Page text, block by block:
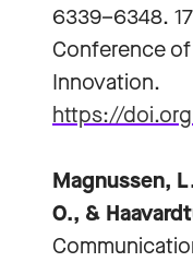
6339–6348.
Conference
Innovation.
https://
Magnussen,
O., &